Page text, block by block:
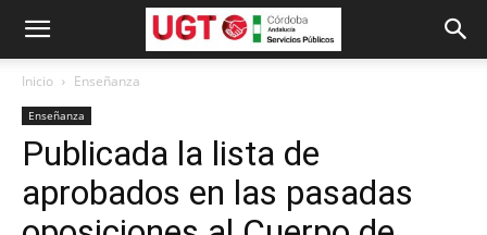
Inicio Enseñanza
Enseñanza
Publicada la lista de
aprobados en las pasadas